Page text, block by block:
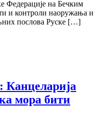
Федерације на Бечким
и контроли наоружања и
послова Руске […]
мора бити